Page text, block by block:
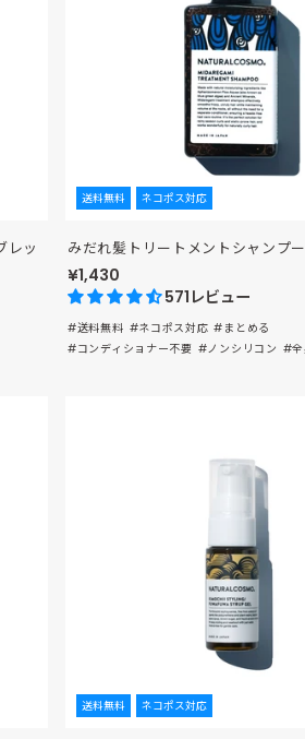
レッ
送料無料 ネコポス対応
みだれ髪トリートメントシャンプ
¥1,430
571レビュー
#送料無料 #ネコポス対応 #まとめる
#コンディショナー不要 #ノンシリコン #全
送料無料 ネコポス対応